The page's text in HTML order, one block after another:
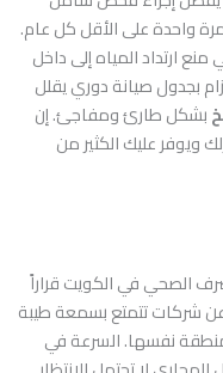
واحدة على الأقل كل عام.
ارتداد المياه إلى داخل
بجدول صيانة دوري يقلل
بشكل طارئ ومفاجئ. إن
عليك الكثير من
الصحي في الكويت قراراً
شركات تتمتع بسمعة طيبة
نفسها. السرعة في